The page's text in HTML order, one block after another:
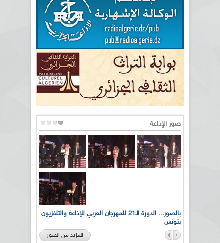
صور الإذاعة
بالصور... الدورة الـ21 للمهرجان العربي للإذاعة والتلفزيون
بتونس
المزيد من الصور